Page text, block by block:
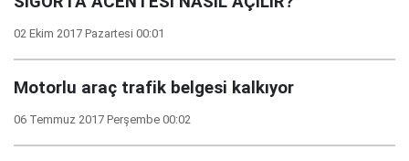
02 Ekim 2017 Pazartesi 00:01
Motorlu araç trafik belgesi kalkıyor
06 Temmuz 2017 Perşembe 00:02